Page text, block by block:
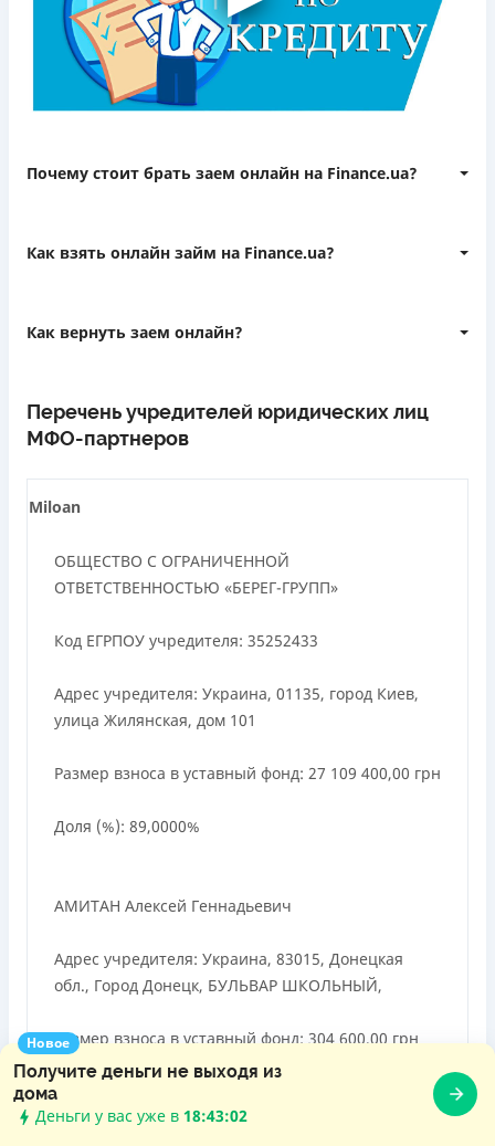
Новое
Получите деньги не выходя из
дома
Деньги у вас уже в 18:43:03
Почему стоит брать заем онлайн на Finance.ua?
только проверенные предложения
Как взять онлайн займ на Finance.ua?
выбрать срок кредита
нажать «Оформить» на подходящее предложение
Как вернуть заем онлайн?
авторизоваться в личном кабинете
погасить займ
Перечень учредителей юридических лиц
МФО-партнеров
Miloan
ОБЩЕСТВО С ОГРАНИЧЕННОЙ
ОТВЕТСТВЕННОСТЬЮ «БЕРЕГ-ГРУПП»
Код ЕГРПОУ учредителя: 35252433
Адрес учредителя: Украина, 01135, город Киев,
улица Жилянская, дом 101
Размер взноса в уставный фонд: 27 109 400,00 грн
Доля (%): 89,0000%
АМИТАН Алексей Геннадьевич
Адрес учредителя: Украина, 83015, Донецкая
обл., Город Донецк, БУЛЬВАР ШКОЛЬНЫЙ,
Размер взноса в уставный фонд: 304 600,00 грн
Доля (%): 1,0000%